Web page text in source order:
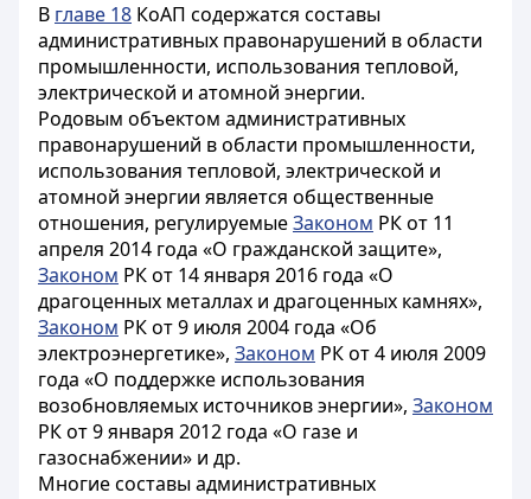
В главе 18 КоАП содержатся составы
административных правонарушений в области
промышленности, использования тепловой,
электрической и атомной энергии.
Родовым объектом административных
правонарушений в области промышленности,
использования тепловой, электрической и
атомной энергии является общественные
отношения, регулируемыеЗаконом РК от 11
апреля 2014 года «О гражданской защите»,
Законом РК от 14 января 2016 года «О
драгоценных металлах и драгоценных камнях»,
Законом РК от 9 июля 2004 года «Об
электроэнергетике», Законом РК от 4 июля 2009
года «О поддержке использования
возобновляемых источников энергии», Законом
РК от 9 января 2012 года «О газе и
газоснабжении» и др.
Многие составы административных